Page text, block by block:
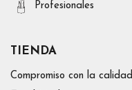
Profesionales
TIENDA
Compromiso con la calidad